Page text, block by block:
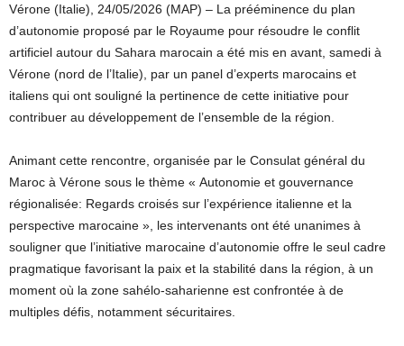
Vérone (Italie), 24/05/2026 (MAP) – La prééminence du plan
d’autonomie proposé par le Royaume pour résoudre le conflit
artificiel autour du Sahara marocain a été mis en avant, samedi à
Vérone (nord de l’Italie), par un panel d’experts marocains et
italiens qui ont souligné la pertinence de cette initiative pour
contribuer au développement de l’ensemble de la région.
Animant cette rencontre, organisée par le Consulat général du
Maroc à Vérone sous le thème « Autonomie et gouvernance
régionalisée: Regards croisés sur l’expérience italienne et la
perspective marocaine », les intervenants ont été unanimes à
souligner que l’initiative marocaine d’autonomie offre le seul cadre
pragmatique favorisant la paix et la stabilité dans la région, à un
moment où la zone sahélo-saharienne est confrontée à de
multiples défis, notamment sécuritaires.